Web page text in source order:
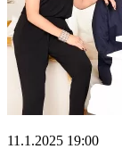
11.1.2025 19:00